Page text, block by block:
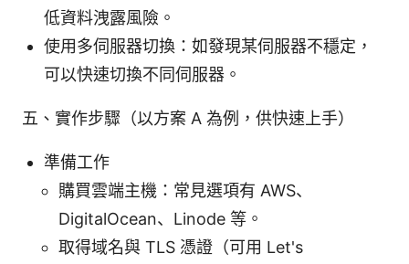
低資料洩露風險。
使用多伺服器切換：如發現某伺服器不穩定，
可以快速切換不同伺服器。
五、實作步驟（以方案 A 為例，供快速上手）
準備工作
購買雲端主機：常見選項有 AWS、
DigitalOcean、Linode 等。
取得域名與 TLS 憑證（可用 Let's